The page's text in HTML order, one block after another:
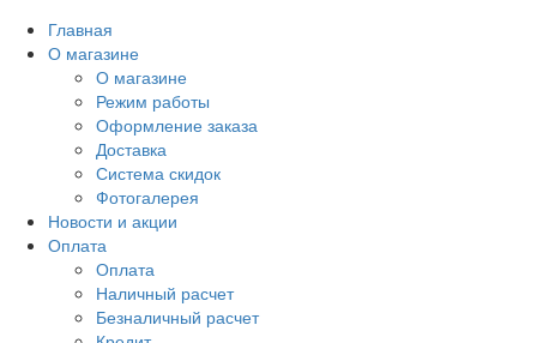
Главная
О магазине
О магазине
Режим работы
Оформление заказа
Доставка
Система скидок
Фотогалерея
Новости и акции
Оплата
Оплата
Наличный расчет
Безналичный расчет